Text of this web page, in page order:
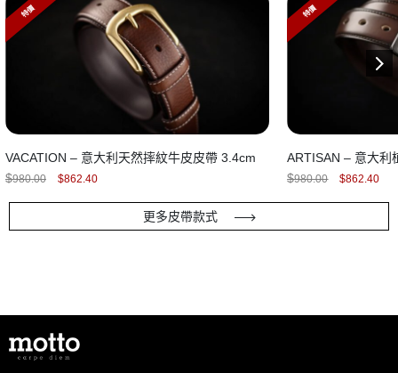
特價
VACATION – 意大利天然摔紋牛皮皮帶 3.4cm
$980.00
Original
price
$862.40Current
特價
ARTISAN – 意大利
$980.00
Original
price
$862.40
更多皮帶款式